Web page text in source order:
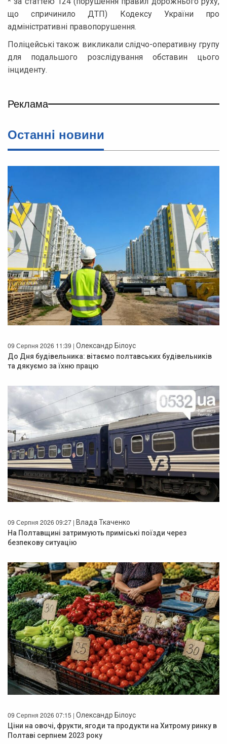
що спричинило ДТП) Кодексу України про
адміністративні правопорушення.
Поліцейські також викликали слідчо-оперативну групу
для подальшого розслідування обставин цього
інциденту.
Реклама
Останнi новини
09 Серпня 2026 11:39 | Олександр Білоус
До Дня будівельника: вітаємо полтавських будівельників
та дякуємо за їхню працю
09 Серпня 2026 09:27 | Влада Ткаченко
На Полтавщині затримують приміські поїзди через
безпекову ситуацію
09 Серпня 2026 07:15 | Олександр Білоус
Ціни на овочі, фрукти, ягоди та продукти на Хитрому ринку в
Полтаві серпнем 2023 року